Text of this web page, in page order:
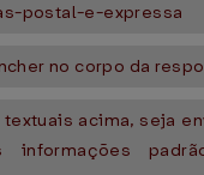
postal-e-expressa
no corpo da
acima, seja
informações